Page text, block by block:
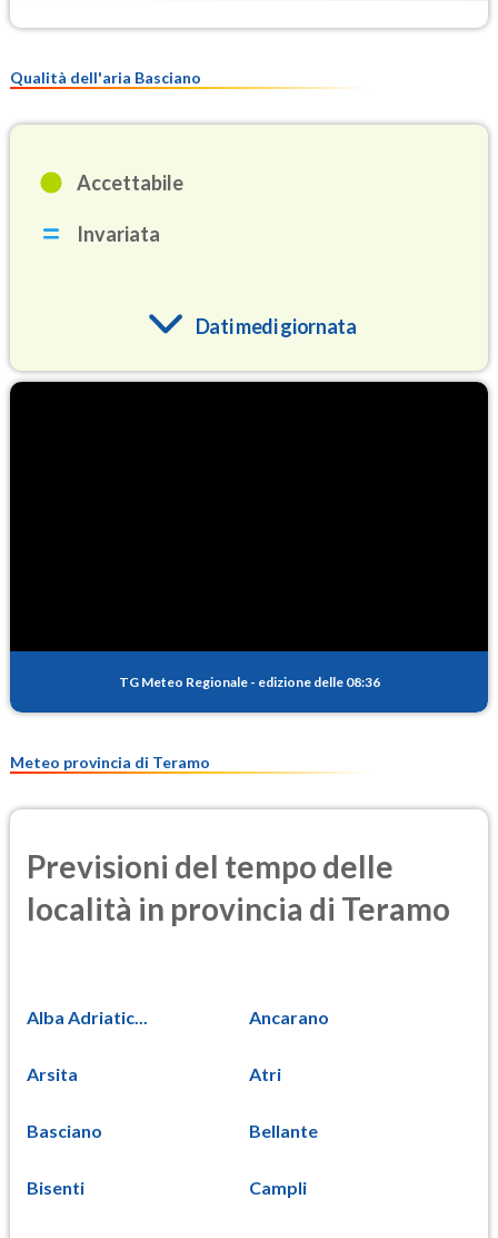
Qualità dell'aria Basciano
Accettabile
Invariata
Dati medi giornata
PM25
TG Meteo Regionale - edizione delle 08:36
Meteo provincia di Teramo
Previsioni del tempo delle
località in provincia di Teramo
Alba Adriatic... Ancarano
Arsita Atri
Basciano Bellante
Bisenti Campli